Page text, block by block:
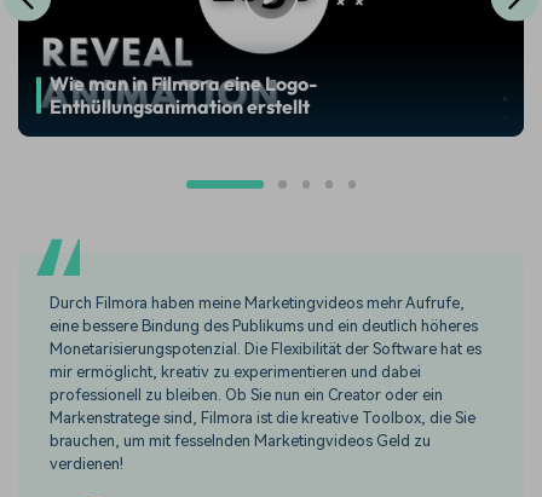
Wie man in Filmora eine Logo-
Enthüllungsanimation erstellt
Durch Filmora haben meine Marketingvideos mehr Aufrufe,
eine bessere Bindung des Publikums und ein deutlich höheres
Monetarisierungspotenzial. Die Flexibilität der Software hat es
mir ermöglicht, kreativ zu experimentieren und dabei
professionell zu bleiben. Ob Sie nun ein Creator oder ein
Markenstratege sind, Filmora ist die kreative Toolbox, die Sie
brauchen, um mit fesselnden Marketingvideos Geld zu
verdienen!